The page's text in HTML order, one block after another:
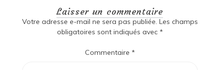
Laisser un commentaire
Votre adresse e-mail ne sera pas publiée. Les champs
obligatoires sont indiqués avec *
Commentaire *